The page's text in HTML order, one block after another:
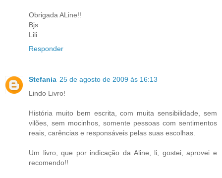
Obrigada ALine!!
Bjs
Lili
Responder
Stefania 25 de agosto de 2009 às 16:13
Lindo Livro!
História muito bem escrita, com muita sensibilidade, sem
vilões, sem mocinhos, somente pessoas com sentimentos
reais, carências e responsáveis pelas suas escolhas.
Um livro, que por indicação da Aline, li, gostei, aprovei e
recomendo!!